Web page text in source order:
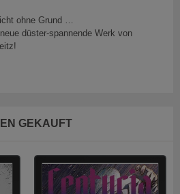
ohne Grund …
düster-spannende Werk von
GEKAUFT